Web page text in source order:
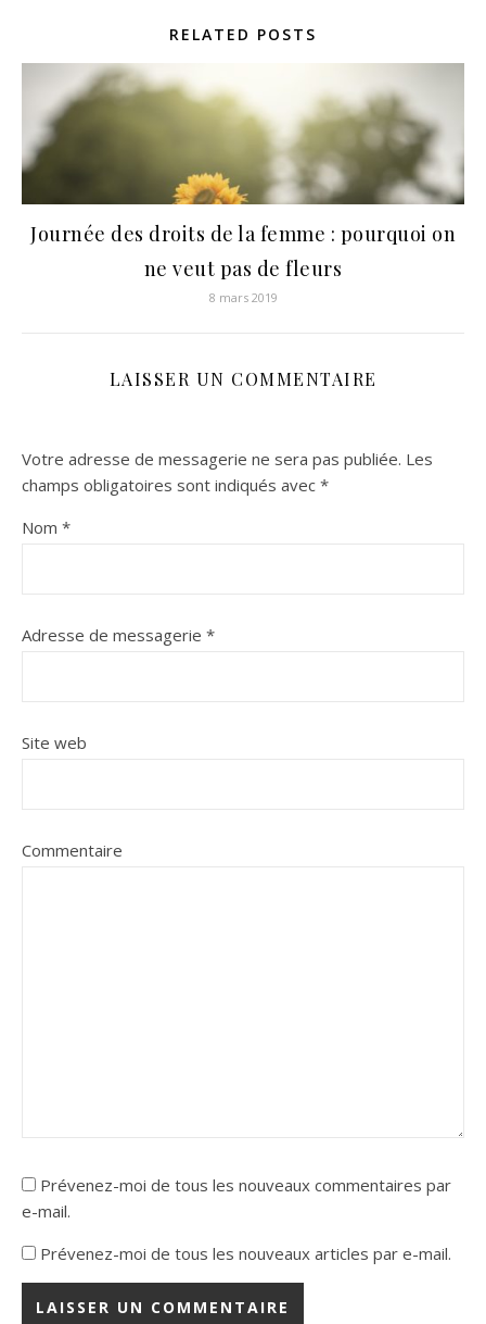
RELATED POSTS
Journée des droits de la femme : pourquoi on
ne veut pas de fleurs
8 mars 2019
LAISSER UN COMMENTAIRE
Votre adresse de messagerie ne sera pas publiée. Les
champs obligatoires sont indiqués avec *
Nom *
Adresse de messagerie *
Site web
Commentaire
Prévenez-moi de tous les nouveaux commentaires par
e-mail.
Prévenez-moi de tous les nouveaux articles par e-mail.